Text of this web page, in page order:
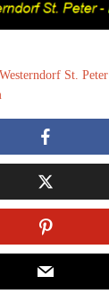
St. Peter